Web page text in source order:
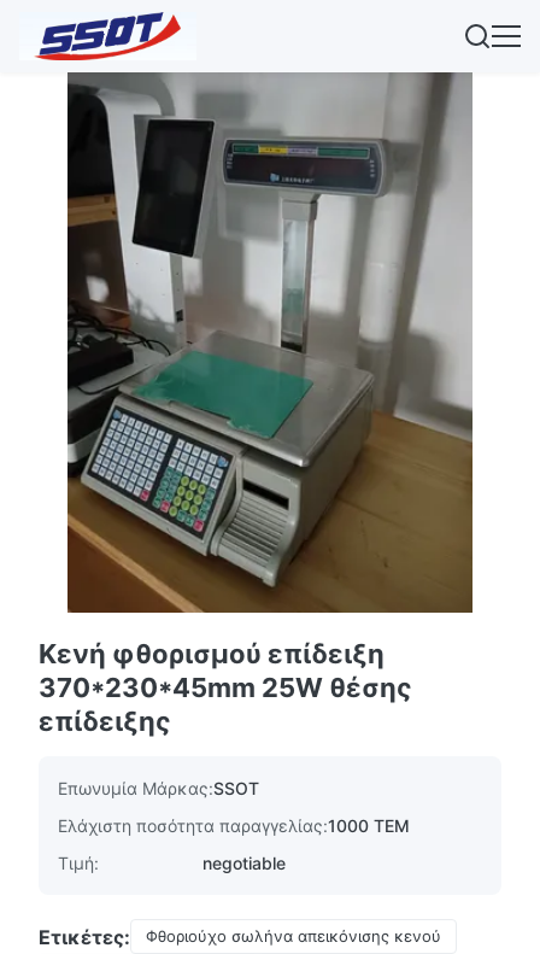
Κενή φθορισμού επίδειξη
370*230*45mm 25W θέσης
επίδειξης
Επωνυμία Μάρκας:SSOT
Ελάχιστη ποσότητα παραγγελίας:1000 ΤΕΜ
Τιμή:
negotiable
Ετικέτες:
Φθοριούχο σωλήνα απεικόνισης κενού